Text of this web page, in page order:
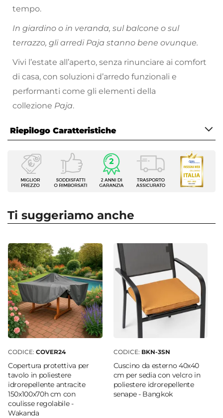
tempo.
In giardino o in veranda, sul balcone o sul
terrazzo, gli arredi Paja stanno bene ovunque.
Vivi l’estate all’aperto, senza rinunciare ai comfort
di casa, con soluzioni d’arredo funzionali e
performanti come gli elementi della
collezione Paja.
Riepilogo Caratteristiche
Caratteristiche Generali
Tipologia
Set pranzo
Numero Elementi
Serie
Paja
Caratteristiche Sedie
Tipologia
Sedia|Poltrona
Altezza
88 cm
57 cm
Profondità
59 cm
Numero Elementi
4 elementi
Ti suggeriamo anche
CODICE: COVER24
Copertura protettiva per
tavolo in poliestere
idrorepellente antracite
150x100x70h cm con
coulisse regolabile -
Wakanda
CODICE: BKN-3SN
Cuscino da esterno 40x40
cm per sedia con velcro in
poliestere idrorepellente
senape - Bangkok